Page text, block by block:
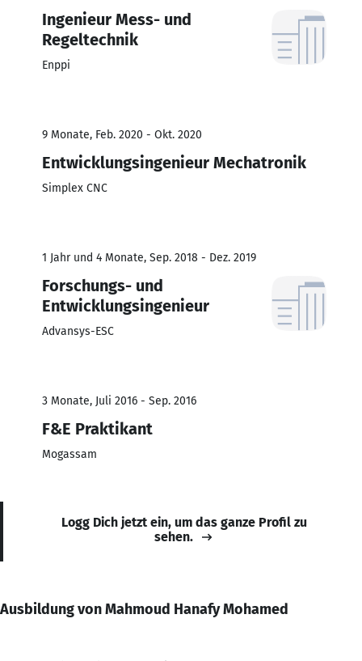
Ingenieur Mess- und
Regeltechnik
Enppi
9 Monate, Feb. 2020 - Okt. 2020
Entwicklungsingenieur Mechatronik
Simplex CNC
1 Jahr und 4 Monate, Sep. 2018 - Dez. 2019
Forschungs- und
Entwicklungsingenieur
Advansys-ESC
3 Monate, Juli 2016 - Sep. 2016
F&E Praktikant
Mogassam
Logg Dich jetzt ein, um das ganze Profil zu
sehen.
Ausbildung von Mahmoud Hanafy Mohamed